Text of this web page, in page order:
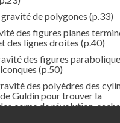
gravité de polygones (p.33)
des figures planes
des lignes droites (p.40)
des figures
(p.50)
des polyèdres des
Guldin pour trouver la
corps de révolution,